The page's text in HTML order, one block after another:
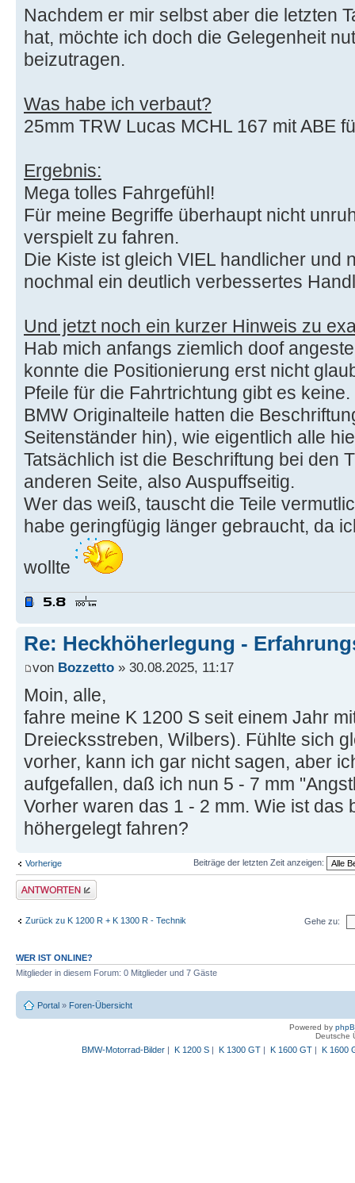
Nachdem er mir selbst aber die letzten
hat, möchte ich doch die Gelegenheit
beizutragen.
Was habe ich verbaut?
25mm TRW Lucas MCHL 167 mit ABE
Ergebnis:
Mega tolles Fahrgefühl!
Für meine Begriffe überhaupt nicht
verspielt zu fahren.
Die Kiste ist gleich VIEL handlicher und
nochmal ein deutlich verbessertes
Und jetzt noch ein kurzer Hinweis zu
Hab mich anfangs ziemlich doof
konnte die Positionierung erst nicht
Pfeile für die Fahrtrichtung gibt es keine.
BMW Originalteile hatten die
Seitenständer hin), wie eigentlich alle
Tatsächlich ist die Beschriftung bei den
anderen Seite, also Auspuffseitig.
Wer das weiß, tauscht die Teile
habe geringfügig länger gebraucht, da
wollte
Re: Heckhöherlegung -
von Bozzetto » 30.08.2025, 11:17
Moin, alle,
fahre meine K 1200 S seit einem Jahr
Dreiecksstreben, Wilbers). Fühlte sich
vorher, kann ich gar nicht sagen, aber
aufgefallen, daß ich nun 5 - 7 mm
Vorher waren das 1 - 2 mm. Wie ist das
höhergelegt fahren?
Vorherige Beiträge der letzten Zeit anzeigen:
Antwort schreiben
Zurück zu K 1200 R + K 1300 R - Technik Gehe zu:
WER IST ONLINE?
Mitglieder in diesem Forum: 0 Mitglieder und 7 Gäste
Portal » Foren-Übersicht
Powered by
Deutsche
BMW-Motorrad-Bilder| K 1200 S| K 1300 GT| K 1600 GT| K 1600